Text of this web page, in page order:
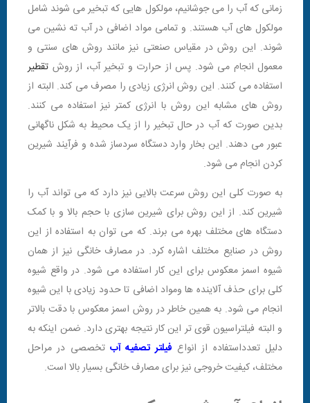
زمانی که آب را می جوشانیم، مولکول هایی که تبخیر می شوند شامل
مولکول های آب هستند. و تمامی مواد اضافی در آب ته نشین می
شوند. این روش در مقیاس صنعتی نیز مانند روش های سنتی و
معمول انجام می شود. پس از حرارت و تبخیر آب، از روش تقطیر
استفاده می کنند. این روش انرژی زیادی را مصرف می کند. البته از
روش های مشابه این روش با انرژی کمتر نیز استفاده می کنند.
بدین صورت که آب در حال تبخیر را از یک محیط به شکل ناگهانی
عبور می دهند. این بخار وارد دستگاه سردساز شده و فرآیند شیرین
کردن انجام می شود.
به صورت کلی این روش سرعت بالایی نیز دارد که می تواند آب را
شیرین کند. از این روش برای شیرین سازی با حجم بالا و با کمک
دستگاه های مختلف بهره می برند. که می توان به استفاده از این
روش در صنایع مختلف اشاره کرد. در مصارف خانگی نیز از همان
شیوه اسمز معکوس برای این کار استفاده می شود. در واقع شیوه
کلی برای حذف آلاینده ها ومواد اضافی تا حدود زیادی با این شیوه
انجام می شود. به همین خاطر در روش اسمز معکوس با دقت بالاتر
و البته فیلتراسیون قوی تر این کار نتیجه بهتری دارد. ضمن اینکه به
دلیل تعدداستفاده از انواع فیلتر تصفیه آب تخصصی در مراحل
مختلف، کیفیت خروجی نیز برای مصارف خانگی بسیار بالا است.